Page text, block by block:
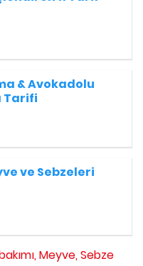
& Avokadolu
Tarifi
ve Sebzeleri
Meyve,Sebze